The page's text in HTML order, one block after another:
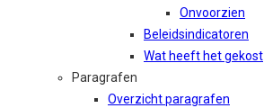
Onvoorzien
Beleidsindicatoren
Wat heeft het gekost
Paragrafen
Overzicht paragrafen